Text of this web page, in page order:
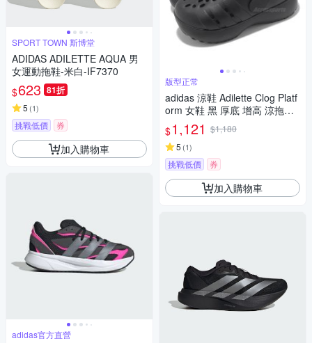
SPORT TOWN 斯博堂
ADIDAS ADILETTE AQUA 男
女運動拖鞋-米白-IF7370
$623 81折
5 (1)
挑戰低價 券
加入購物車
adidas官方直營
版型正常
adidas 涼鞋 Adilette Clog Platf
orm 女鞋 黑 厚底 增高 涼拖鞋
愛迪達 JP9577
$1,121 $1,180
5 (1)
挑戰低價 券
加入購物車